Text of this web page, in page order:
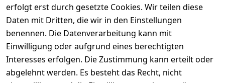
erfolgt erst durch gesetzte Cookies. Wir teilen diese
Daten mit Dritten, die wir in den Einstellungen
benennen. Die Datenverarbeitung kann mit
Einwilligung oder aufgrund eines berechtigten
Interesses erfolgen. Die Zustimmung kann erteilt oder
abgelehnt werden. Es besteht das Recht, nicht
Legal
Datenschutze
Services
Registrieren